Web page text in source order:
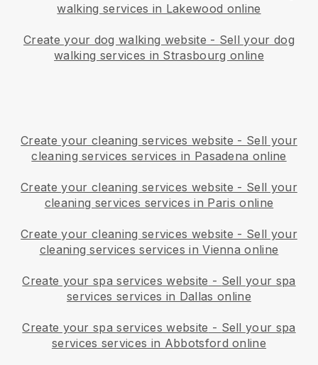
walking services in Lakewood online
Create your dog walking website - Sell your dog
walking services in Strasbourg online
Create your cleaning services website - Sell your
cleaning services services in Pasadena online
Create your cleaning services website - Sell your
cleaning services services in Paris online
Create your cleaning services website - Sell your
cleaning services services in Vienna online
Create your spa services website - Sell your spa
services services in Dallas online
Create your spa services website - Sell your spa
services services in Abbotsford online